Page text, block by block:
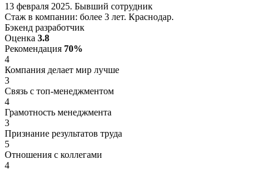
13 февраля 2025. Бывший сотрудник
Стаж в компании: более 3 лет. Краснодар.
Бэкенд разработчик
Оценка 3.8
Рекомендация 70%
4
Компания делает мир лучше
3
Связь с топ-менеджментом
4
Грамотность менеджмента
3
Признание результатов труда
5
Отношения с коллегами
4